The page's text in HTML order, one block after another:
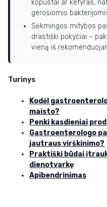
kopūstai ar kefyras,
gerosiomis
Sėkmingos mitybos
drastiški pokyčiai –
vieną iš
Turinys
Kodėl
maisto?
Penki kasdieniai
Gastroenterologo
jautraus virškinimo?
Praktiški būdai
dienotvarkę
Apibendrinimas